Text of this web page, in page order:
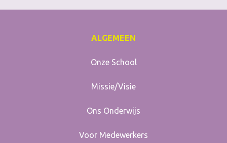
ALGEMEEN
Onze School
Missie/Visie
Ons Onderwijs
Voor Medewerkers